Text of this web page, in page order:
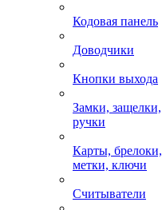
Кодовая панель
Доводчики
Кнопки выхода
Замки, защелки,
ручки
Карты, брелоки,
метки, ключи
Считыватели